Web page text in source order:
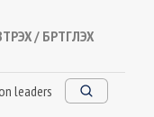
/ БҮРТГҮҮЛЭХ
leaders